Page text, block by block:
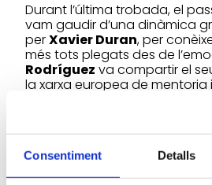
Consentiment Detalls
Durant l’última trobada, el
vam gaudir d’una dinàmica
perXavier Duran, per
més tots plegats des de
Rodríguez va compartir el
la xarxa europea de
presentació sobre els
IJuanjo Pérez
ens va
d’acollida elaborat per al